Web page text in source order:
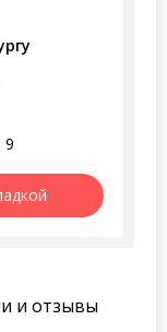
9
и отзывы